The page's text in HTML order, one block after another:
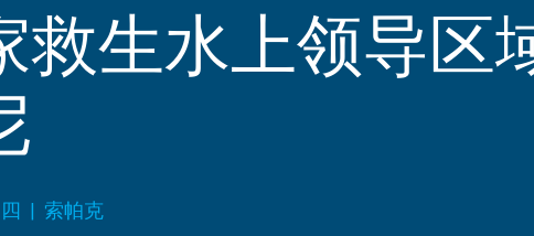
救生水上领导区
  |
索帕克